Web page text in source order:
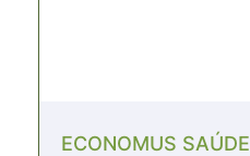
ECONOMUS SAÚDE